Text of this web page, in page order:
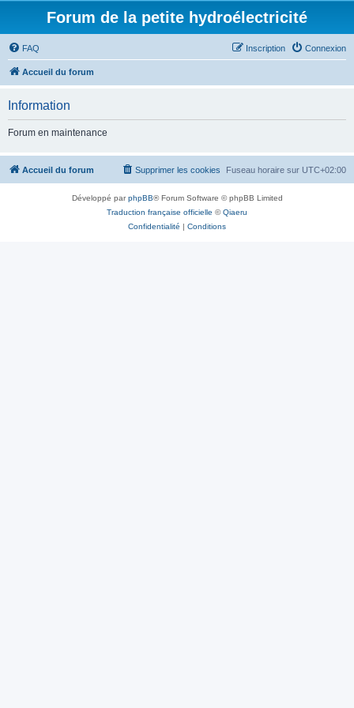
Forum de la petite hydroélectricité
FAQ Connexion
Inscription
Accueil du forum
Information
Forum en maintenance
Accueil du forum Fuseau horaire sur UTC+02:00
Supprimer les cookies
Développé parphpBB® Forum Software © phpBB Limited
Traduction française officielle ©Qiaeru
Confidentialité | Conditions